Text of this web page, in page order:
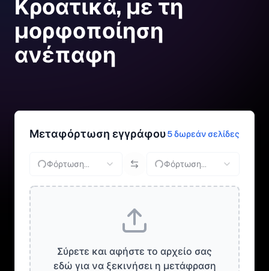
Κροατικά, με τη
μορφοποίηση
ανέπαφη
Μεταφόρτωση εγγράφου5 δωρεάν σελίδες
Φόρτωση... Φόρτωση...
Σύρετε και αφήστε το αρχείο σας
εδώ για να ξεκινήσει η μετάφραση